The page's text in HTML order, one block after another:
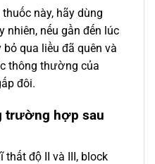
này, hãy dùng
nhiên, nếu gần đến lúc
qua liều đã quên và
thông thường của
đôi.
trường hợp sau
thất độ II và III, block